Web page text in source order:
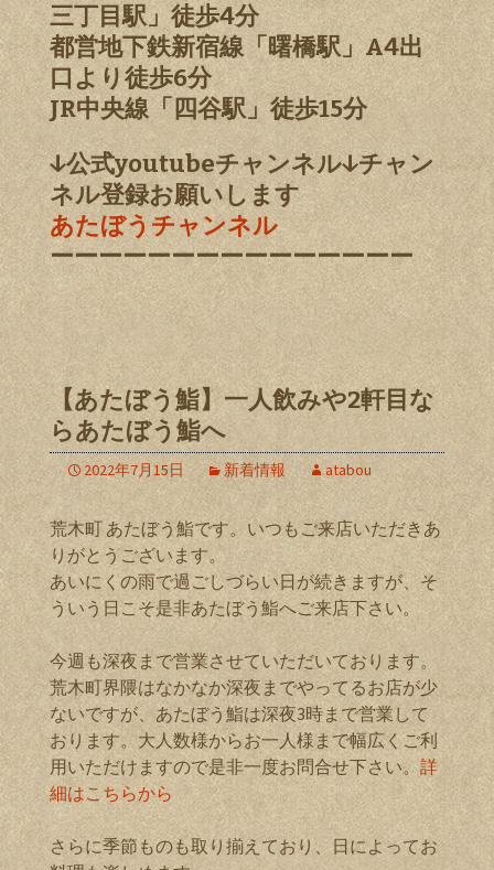
三丁目駅」徒歩4分
都営地下鉄新宿線「曙橋駅」A4出
口より徒歩6分
JR中央線「四谷駅」徒歩15分
↓公式youtubeチャンネル↓チャン
ネル登録お願いします
あたぼうチャンネル
ーーーーーーーーーーーーーーー
【あたぼう鮨】一人飲みや2軒目な
らあたぼう鮨へ
2022年7月15日 新着情報 atabou
荒木町 あたぼう鮨です。いつもご来店いただきあ
りがとうございます。
あいにくの雨で過ごしづらい日が続きますが、そ
ういう日こそ是非あたぼう鮨へご来店下さい。
今週も深夜まで営業させていただいております。
荒木町界隈はなかなか深夜までやってるお店が少
ないですが、あたぼう鮨は深夜3時まで営業して
おります。大人数様からお一人様まで幅広くご利
用いただけますので是非一度お問合せ下さい。詳
細はこちらから
さらに季節ものも取り揃えており、日によってお